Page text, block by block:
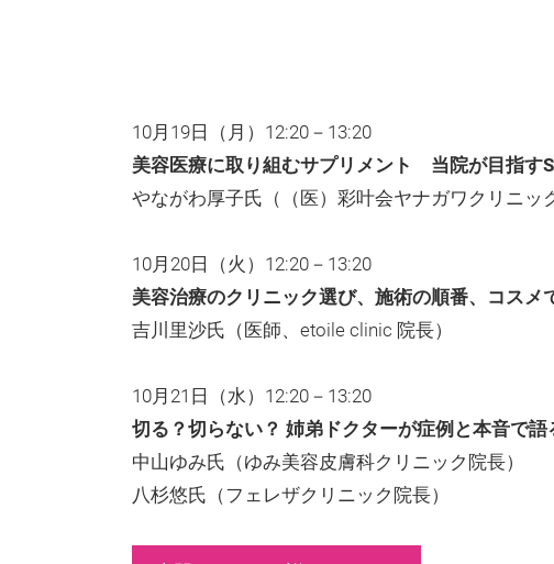
10月19日（月）12:20－13:20
美容医療に取り組むサプリメント 当院が目指す
やながわ厚子氏（（医）彩叶会ヤナガワクリニッ
10月20日（火）12:20－13:20
美容治療のクリニック選び、施術の順番、コスメ
吉川里沙氏（医師、etoile clinic 院長）
10月21日（水）12:20－13:20
切る？切らない？ 姉弟ドクターが症例と本音で
中山ゆみ氏（ゆみ美容皮膚科クリニック院長）
八杉悠氏（フェレザクリニック院長）